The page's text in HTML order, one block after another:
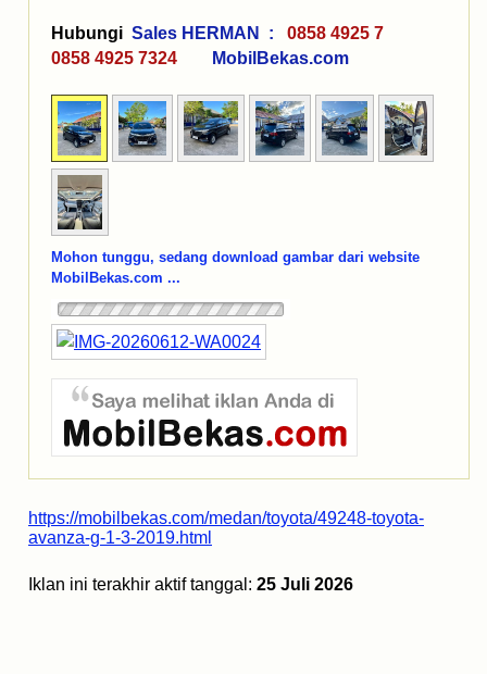
Hubungi Sales HERMAN :
0858 4925 7
0858 4925 7324
MobilBekas.com
Mohon tunggu, sedang download gambar dari website
MobilBekas.com ...
https://mobilbekas.com/medan/toyota/49248-toyota-
avanza-g-1-3-2019.html
Iklan ini terakhir aktif tanggal: 25 Juli 2026